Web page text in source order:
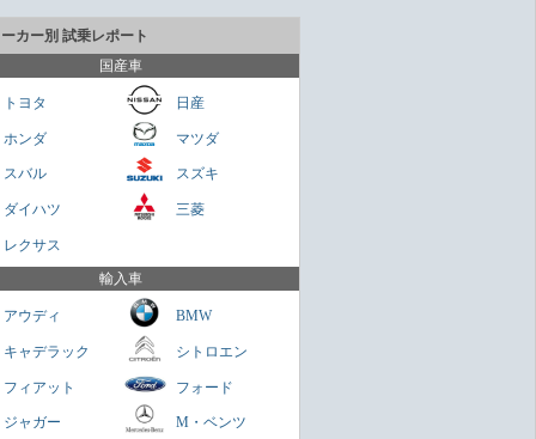
カー別 試乗レポート
国産車
トヨタ 日産
ホンダ マツダ
スバル スズキ
ダイハツ 三菱
レクサス
輸入車
アウディ BMW
キャデラック シトロエン
フィアット フォード
ジャガー M・ベンツ
重なセダンだが800万円は高いかも
さくらもち
を乗せられる男のロマン
クトスペシャリティーSUV